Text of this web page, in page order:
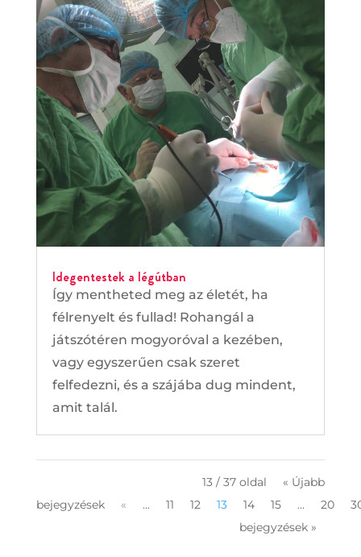
Idegentestek a légútban
Így mentheted meg az életét, ha
félrenyelt és fullad! Rohangál a
játszótéren mogyoróval a kezében,
vagy egyszerűen csak szeret
felfedezni, és a szájába dug mindent,
amit talál.
13 / 37 oldal
« Újabb
bejegyzések
« ... 11 12 13 14 15 ... 20
bejegyzések »